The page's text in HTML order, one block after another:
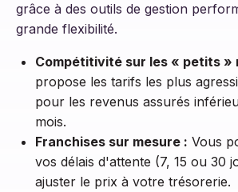
grâce à des outils de gestion
grande flexibilité.
Compétitivité sur les « petits »
propose les tarifs les plus
pour les revenus assurés
mois.
Franchises sur mesure : Vous
vos délais d'attente (7, 15 ou 30
ajuster le prix à votre trésorerie.